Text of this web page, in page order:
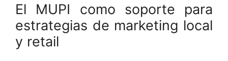
El MUPI como soporte para
estrategias de marketing local
y retail